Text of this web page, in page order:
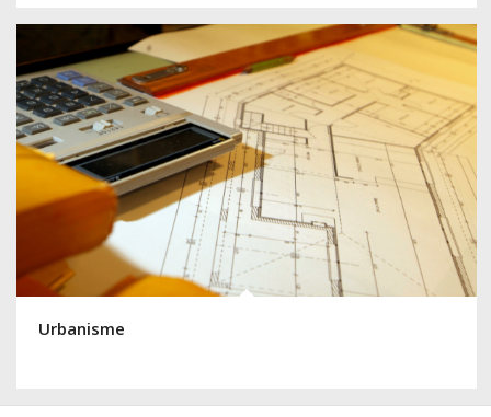
Urbanisme